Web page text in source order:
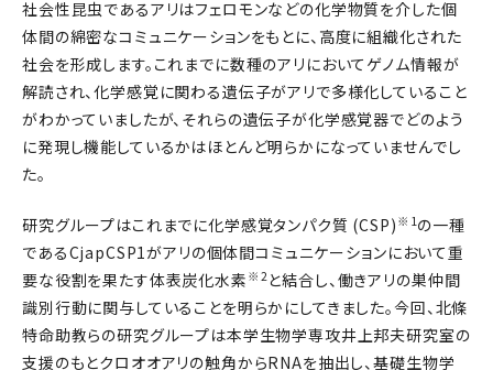
社会性昆虫であるアリはフェロモンなどの化学物質を介した個
体間の綿密なコミュニケーションをもとに、高度に組織化された
社会を形成します。これまでに数種のアリにおいてゲノム情報が
解読され、化学感覚に関わる遺伝子がアリで多様化していること
がわかっていましたが、それらの遺伝子が化学感覚器でどのよう
に発現し機能しているかはほとんど明らかになっていませんでし
た。
研究グループはこれまでに化学感覚タンパク質 (CSP) ※1 の一種
であるCjapCSP1がアリの個体間コミュニケーションにおいて重
要な役割を果たす体表炭化水素 ※2 と結合し、働きアリの巣仲間
識別行動に関与していることを明らかにしてきました。今回、北條
特命助教らの研究グループは本学生物学専攻井上邦夫研究室の
支援のもとクロオオアリの触角からRNAを抽出し、基礎生物学